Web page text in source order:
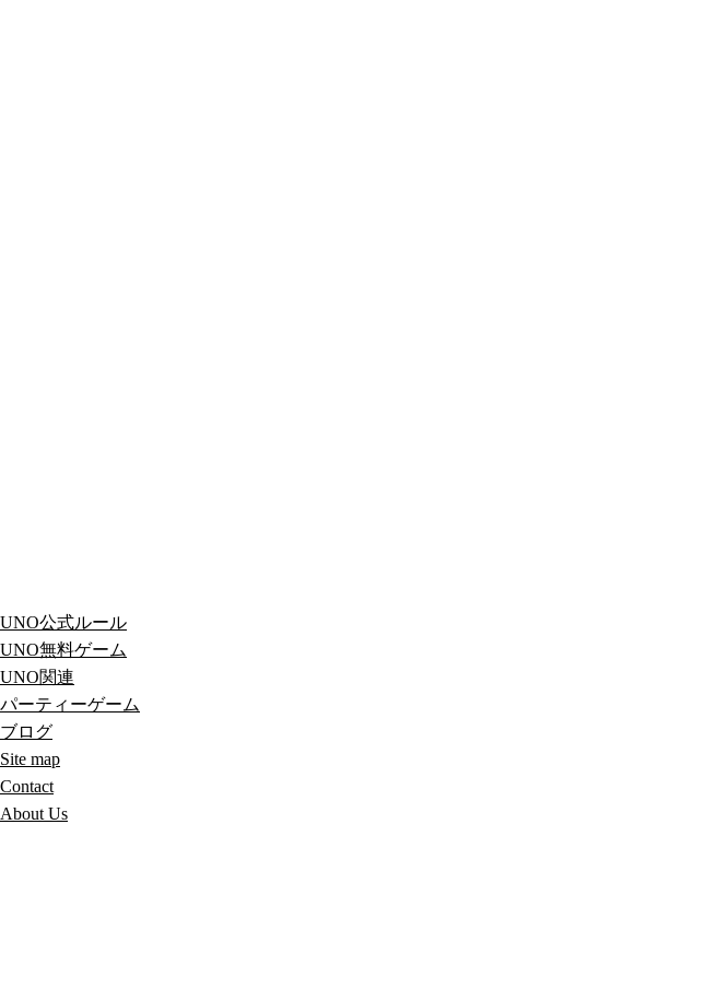
UNO公式ルール
UNO無料ゲーム
UNO関連
パーティーゲーム
ブログ
Site map
Contact
About Us